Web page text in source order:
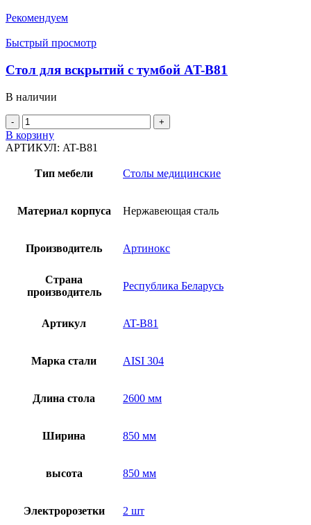
Рекомендуем
Быстрый просмотр
Стол для вскрытий с тумбой AT-B81
В наличии
Количество
товара
Стол
вскрытий
AT-
В корзину
АРТИКУЛ: AT-B81
Тип мебели Столы медицинские
Материал корпуса Нержавеющая сталь
Производитель Артинокс
Страна
производитель
Республика Беларусь
Артикул AT-B81
Марка стали AISI 304
Длина стола 2600 мм
Ширина 850 мм
высота 850 мм
Электророзетки 2 шт